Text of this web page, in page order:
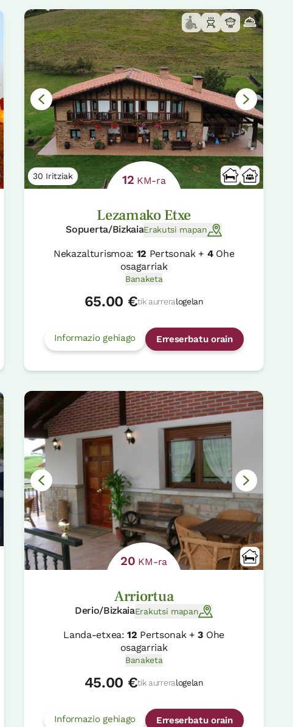
30 Iritziak 12 KM-ra
Lezamako Etxe
Sopuerta/BizkaiaErakutsi mapan
Nekazalturismoa: 12 Pertsonak + 4Ohe
osagarriak
Banaketa
65.00 €tik aurreralogelan
Informazio gehiago Erreserbatu orain
20 KM-ra
Arriortua
Derio/BizkaiaErakutsi mapan
Landa-etxea:12 Pertsonak +3 Ohe
osagarriak
Banaketa
45.00 €tik aurreralogelan
Informazio gehiago Erreserbatu orain